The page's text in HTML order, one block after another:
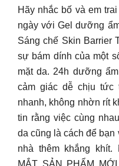
Hãy nhắc bố và em
ngày với Gel dưỡng
Sáng chế Skin Barrier
sự bám dính của một
mặt da. 24h dưỡng
cảm giác dễ chịu tức
nhanh, không nhờn rít
tin rằng việc cùng
da cũng là cách để
nhà thêm khắng khít.
MẮT SẢN PHẨM